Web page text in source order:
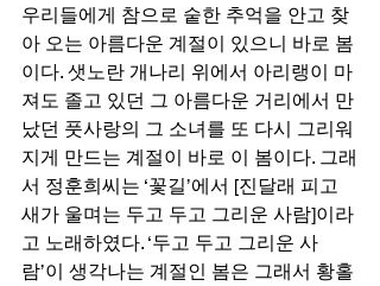
우리들에게 참으로 숱한 추억을 안고 찾
아 오는 아름다운 계절이 있으니 바로 봄
이다. 샛노란 개나리 위에서 아리랭이 마
져도 졸고 있던 그 아름다운 거리에서 만
났던 풋사랑의 그 소녀를 또 다시 그리워
지게 만드는 계절이 바로 이 봄이다. 그래
서 정훈희씨는 ‘꽃길’에서 [진달래 피고
새가 울며는 두고 두고 그리운 사람]이라
고 노래하였다. ‘두고 두고 그리운 사
람’이 생각나는 계절인 봄은 그래서 황홀